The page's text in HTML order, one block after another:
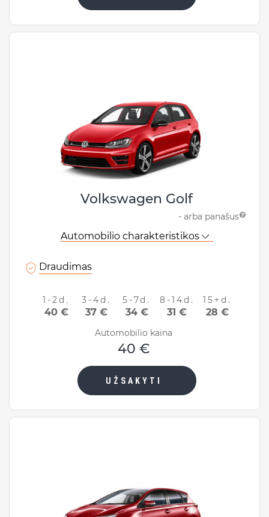
Volkswagen Golf
- arba panašus
Automobilio charakteristikos
Draudimas
1-2d.
40 €
3-4d.
37 €
5-7d.
34 €
8-14d.
31 €
15+d.
28 €
Automobilio kaina
40 €
UŽSAKYTI